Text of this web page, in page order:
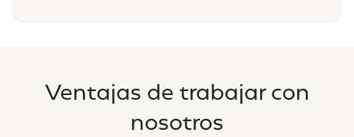
Ventajas de trabajar con
nosotros